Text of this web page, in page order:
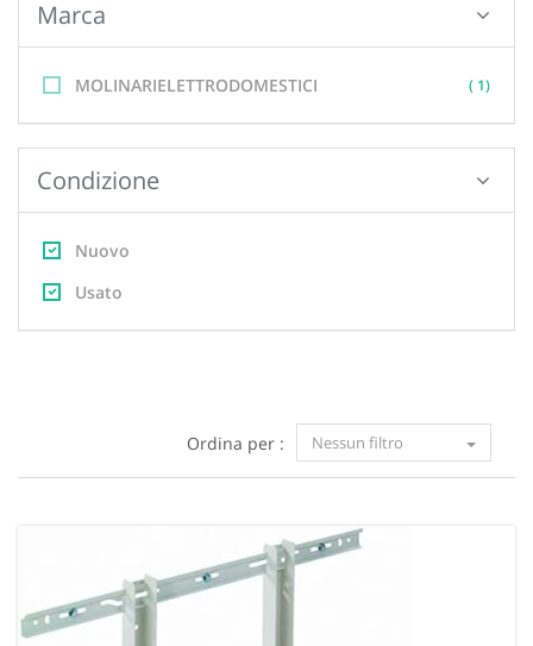
Marca
MOLINARIELETTRODOMESTICI ( 1)
Condizione
Nuovo
Usato
Ordina per : Nessun filtro